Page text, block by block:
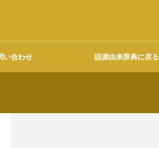
い合わせ 語源由来辞典に戻る
ご協力のお願い